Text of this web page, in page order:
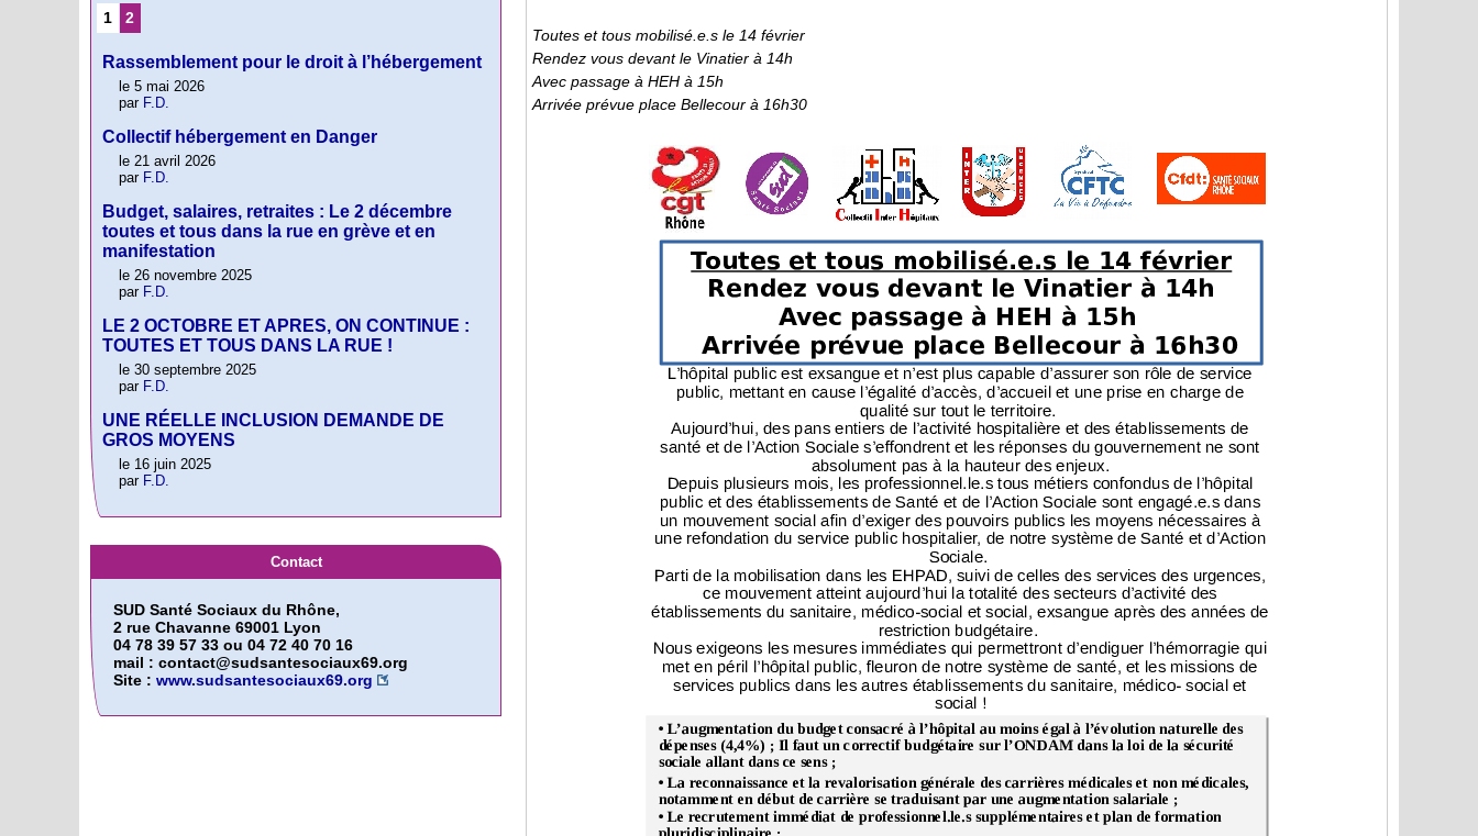
Toutes et tous mobilisé.e.s le 14 février
Rendez vous devant le Vinatier à 14h
Avec passage à HEH à 15h
Arrivée prévue place Bellecour à 16h30
1 2
Rassemblement pour le droit à l’hébergement
le 5 mai 2026
par F.D.
Collectif hébergement en Danger
le 21 avril 2026
par F.D.
Budget, salaires, retraites : Le 2 décembre
toutes et tous dans la rue en grève et en
manifestation
le 26 novembre 2025
par F.D.
LE 2 OCTOBRE ET APRES, ON CONTINUE :
TOUTES ET TOUS DANS LA RUE !
le 30 septembre 2025
par F.D.
UNE RÉELLE INCLUSION DEMANDE DE
GROS MOYENS
le 16 juin 2025
par F.D.
Contact
SUD Santé Sociaux du Rhône,
2 rue Chavanne 69001 Lyon
04 78 39 57 33 ou 04 72 40 70 16
mail : contact@sudsantesociaux69.org
Site : www.sudsantesociaux69.org